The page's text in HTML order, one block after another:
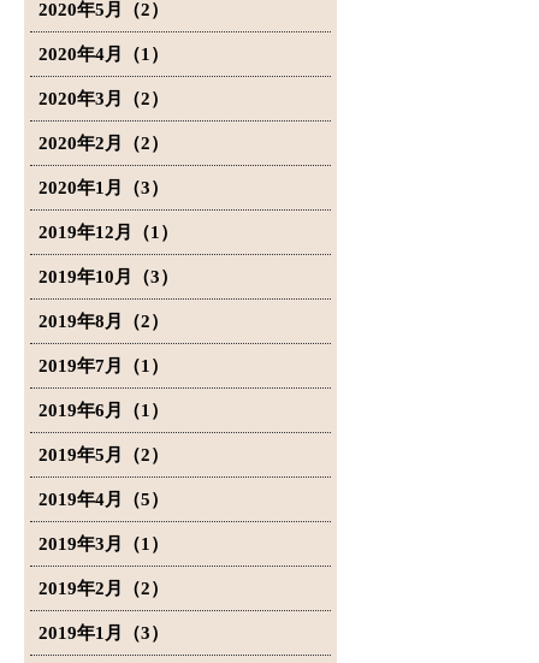
2020年5月（2）
2020年4月（1）
2020年3月（2）
2020年2月（2）
2020年1月（3）
2019年12月（1）
2019年10月（3）
2019年8月（2）
2019年7月（1）
2019年6月（1）
2019年5月（2）
2019年4月（5）
2019年3月（1）
2019年2月（2）
2019年1月（3）